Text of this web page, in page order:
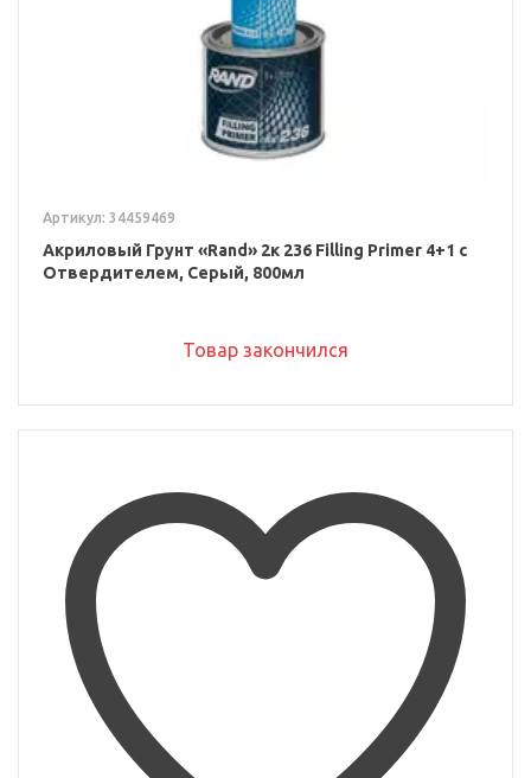
Артикул: 34459469
Акриловый Грунт «Rand» 2к 236 Filling Primer 4+1 с
Отвердителем, Серый, 800мл
Товар закончился